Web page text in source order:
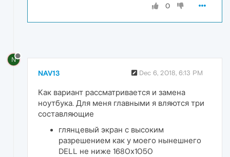
0
N
NAV13 Dec 6, 2018, 6:13 PM
Как вариант рассматривается и замена
ноутбука. Для меня главными я вляются три
составляющие
глянцевый экран с высоким
разрешением как у моего нынешнего
DELL не ниже 1680х1050